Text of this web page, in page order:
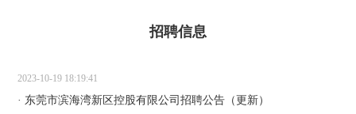
招聘信息
2023-10-19 18:19:41
· 东莞市滨海湾新区控股有限公司招聘公告（更新）